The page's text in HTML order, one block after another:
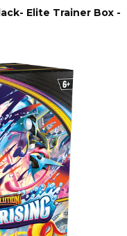
Elite Trainer Box -